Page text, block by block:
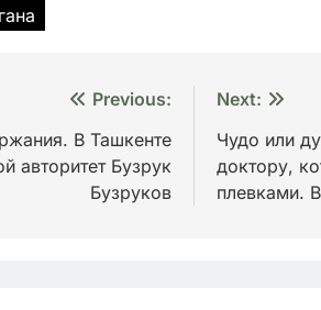
Previous:
В Ташкенте
авторитет Бузрук
Бузруков
Next:
Чудо или
доктору,
плевками.